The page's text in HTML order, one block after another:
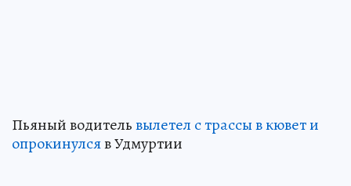
Пьяный водительвылетел с трассы в кювет и
опрокинулсяв Удмуртии